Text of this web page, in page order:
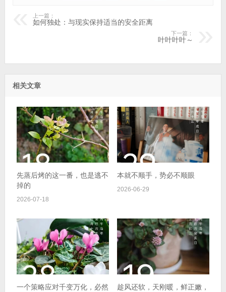
上一篇：
如何独处：与现实保持适当的安全距离
下一篇：
叶叶叶叶～
相关文章
先蒸后烤的这一番，也是逃不
掉的
2026-07-18
本就不顺手，势必不顺眼
2026-06-29
一个策略应对千变万化，必然
趁风还软，天刚暖，鲜正嫩，